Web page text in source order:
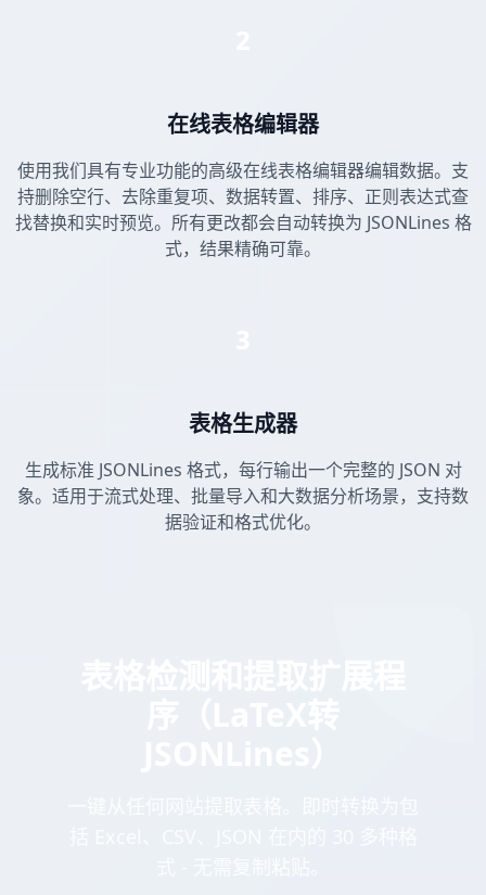
在线表格编辑器
使用我们具有专业功能的高级在线表格编辑器编辑数据。支
持删除空行、去除重复项、数据转置、排序、正则表达式查
找替换和实时预览。所有更改都会自动转换为 JSONLines 格
式，结果精确可靠。
表格生成器
生成标准 JSONLines 格式，每行输出一个完整的 JSON 对
象。适用于流式处理、批量导入和大数据分析场景，支持数
据验证和格式优化。